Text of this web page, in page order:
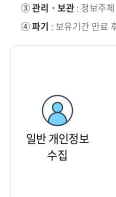
③관리ㆍ보관 : 정보주
④파기 : 보유기간 만료
일반 개인정보
수집